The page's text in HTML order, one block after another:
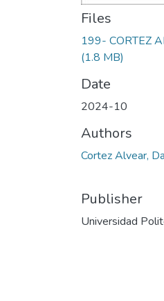
Files
199- CORTEZ
(1.8 MB)
Date
2024-10
Authors
Cortez Alvear,
Publisher
Universidad